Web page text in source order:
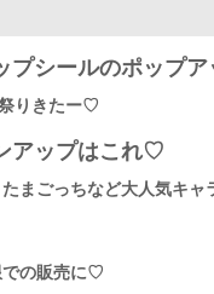
シールのポップア
りきたー♡
アップはこれ♡
まごっちなど大人気キャ
での販売に♡